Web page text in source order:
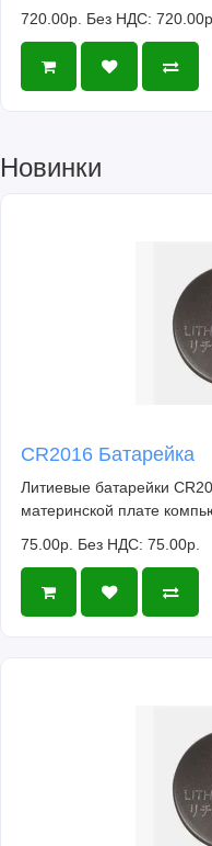
720.00р. Без НДС:
Новинки
CR2016 Батарейка
Литиевые батарейки
материнской плате
75.00р. Без НДС: 75.00р.